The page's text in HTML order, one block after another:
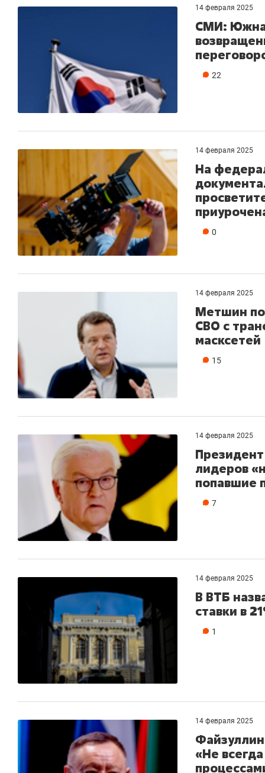
14 февраля 2025
СМИ:
22
14 февраля 2025
На
0
14 февраля 2025
Метшин
СВО с
масксетей
15
14 февраля 2025
лидеров
попавшие
7
14 февраля 2025
В ВТБ
ставки в
1
14 февраля 2025
«Не